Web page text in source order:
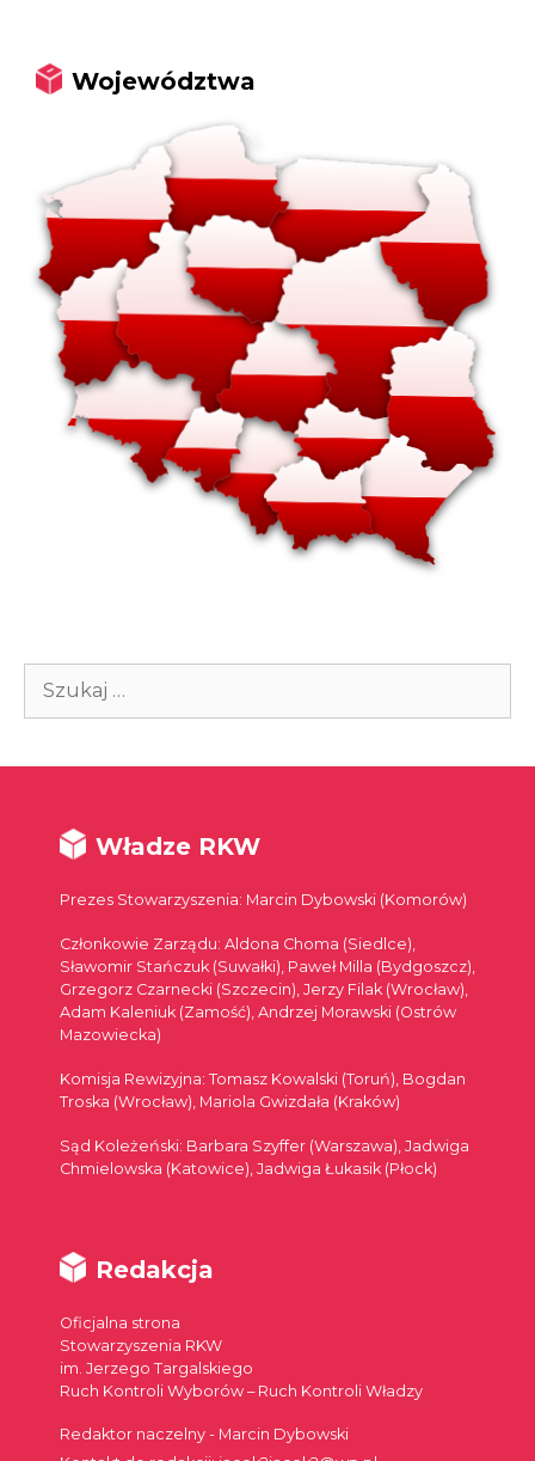
Województwa
Szukaj:
Władze RKW
Prezes Stowarzyszenia: Marcin Dybowski (Komorów)
Członkowie Zarządu: Aldona Choma (Siedlce),
Sławomir Stańczuk (Suwałki), Paweł Milla (Bydgoszcz),
Grzegorz Czarnecki (Szczecin), Jerzy Filak (Wrocław),
Adam Kaleniuk (Zamość), Andrzej Morawski (Ostrów
Mazowiecka)
Komisja Rewizyjna: Tomasz Kowalski (Toruń), Bogdan
Troska (Wrocław), Mariola Gwizdała (Kraków)
Sąd Koleżeński: Barbara Szyffer (Warszawa), Jadwiga
Chmielowska (Katowice), Jadwiga Łukasik (Płock)
Redakcja
Oficjalna strona
Stowarzyszenia RKW
im. Jerzego Targalskiego
Ruch Kontroli Wyborów – Ruch Kontroli Władzy
Redaktor naczelny - Marcin Dybowski